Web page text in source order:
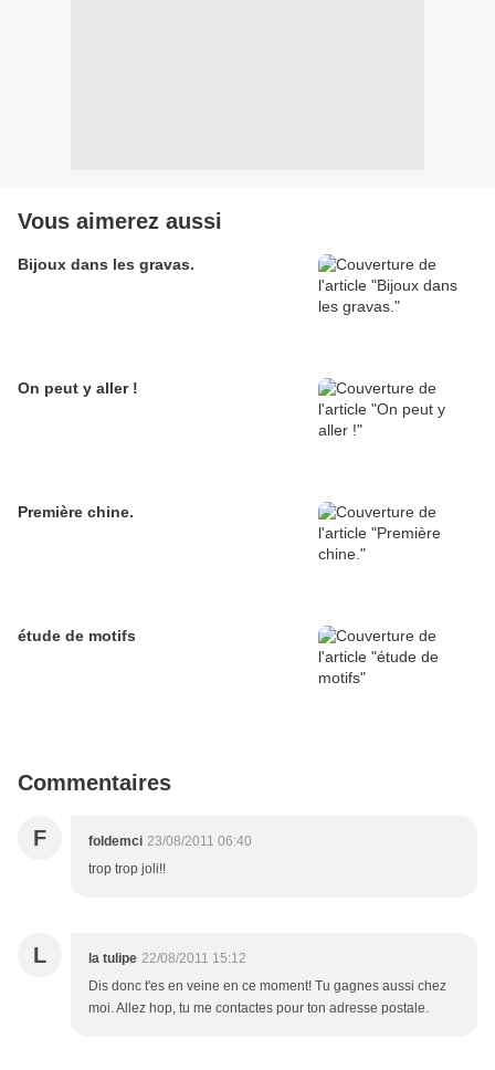
Vous aimerez aussi
Bijoux dans les gravas.
On peut y aller !
Première chine.
étude de motifs
Commentaires
F foldemci 23/08/2011 06:40
trop trop joli!!
L la tulipe 22/08/2011 15:12
Dis donc t'es en veine en ce moment! Tu gagnes aussi chez
moi. Allez hop, tu me contactes pour ton adresse postale.